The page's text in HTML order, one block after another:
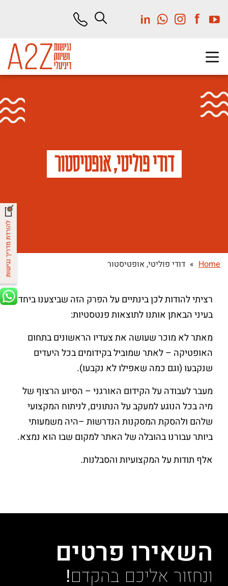
דודי פוליטי, אופטיסטור
Home
» דודי פוליטי, אופטיסטור
רציתי להודות לכן בינתיים על הפרק הזה שביצענו ביחד.
בעיני הבאתן אותנו לתוצאות פנטסטיות:
מאתר לא מוכר שעושה את צעדיו הראשונים בתחום
האופטיקה – לאתר שמוביל בקידומים בכל היעדים
שנקבעו (וגם כמה שאפילו לא נקבעו).
מעבר לעבודה על הקידום האורגני – הסיוע הרצוף של
מיה בכל הנוגע למעקב על הנתונים, לניתוח המקצועי
שלהם ולהסקת המסקנות הנדרשות –היה משמעותי
ביותר עבורנו בהובלה של האתר למקום שבו הוא נמצא.
אלף תודות על המקצועיות והסבלנות.
השאירו פרטים
ונחזור אליכם בהקדם!